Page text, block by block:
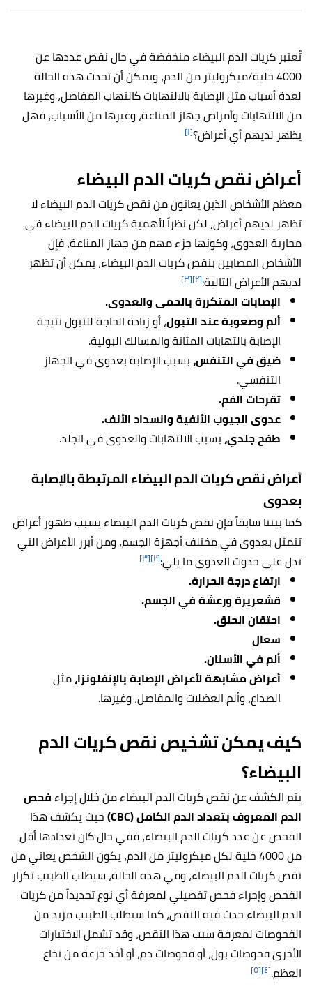
تُعتبر كريات الدم البيضاء منخفضة في حال نقص عددها عن
4000 خلية/ميكروليتر من الدم، ويمكن أن تحدث هذه الحالة
لعدة أسباب مثل الإصابة بالالتهابات كالتهاب المفاصل، وغيرها
من الالتهابات وأمراض جهاز المناعة، وغيرها من الأسباب، فهل
يظهر لديهم أي أعراض؟[١]
أعراض نقص كريات الدم البيضاء
معظم الأشخاص الذين يعانون من نقص كريات الدم البيضاء لا
تظهر لديهم أعراض، لكن نظراً لأهمية كريات الدم البيضاء في
محاربة العدوى، وكونها جزء مهم من جهاز المناعة، فإن
الأشخاص المصابين بنقص كريات الدم البيضاء، يمكن أن تظهر
لديهم الأعراض التالية:[٢] [٣]
الإصابات المتكررة بالحمى والعدوى.
ألم وصعوبة عند التبول، أو زيادة الحاجة للتبول نتيجة
الإصابة بالتهابات المثانة والمسالك البولية.
ضيق في التنفس،بسبب الإصابة بعدوى في الجهاز
التنفسي.
تقرحات الفم.
عدوى الجيوب الأنفية وانسداد الأنف.
طفح جلدي،بسبب الالتهابات والعدوى في الجلد.
أعراض نقص كريات الدم البيضاء المرتبطة بالإصابة
بعدوى
كما بيننا سابقاً فإن نقص كريات الدم البيضاء يسبب ظهور أعراض
تتمثل بعدوى في مختلف أجهزة الجسم، ومن أبرز الأعراض التي
تدل على حدوث العدوى ما يلي:[٢] [٣]
ارتفاع درجة الحرارة.
قشعريرة ورعشة في الجسم.
احتقان الحلق.
سعال
ألم في الأسنان.
أعراض مشابهة لأعراض الإصابة بالإنفلونزا،مثل
الصداع، وألم العضلات والمفاصل، وغيرها.
كيف يمكن تشخيص نقص كريات الدم
البيضاء؟
يتم الكشف عن نقص كريات الدم البيضاء من خلال إجراءفحص
الدم المعروف بتعداد الدم الكامل (CBC)
حيث يكشف هذا
الفحص عن عدد كريات الدم البيضاء، ففي حال كان تعدادها أقل
من 4000 خلية لكل ميكروليتر من الدم، يكون الشخص يعاني من
نقص كريات الدم البيضاء، وفي هذه الحالة، سيطلب الطبيب تكرار
الفحص وإجراء فحص تفصيلي لمعرفة أي نوع تحديداً من كريات
الدم البيضاء حدث فيه النقص، كما سيطلب الطبيب مزيد من
الفحوصات لمعرفة سبب هذا النقص، وقد تشمل الاختبارات
الأخرى فحوصات بول، أو فحوصات دم، أو أخذ خزعة من نخاع
العظم.[٤] [٥]